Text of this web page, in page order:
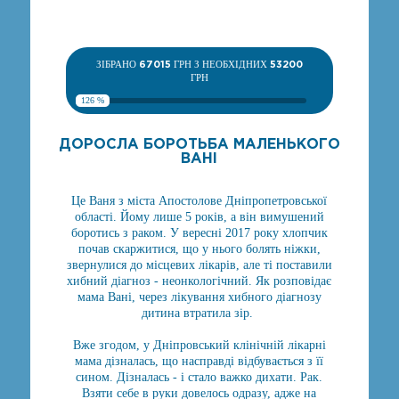
ЗІБРАНО 67015 ГРН З НЕОБХІДНИХ 53200
ГРН
126 %
ДОРОСЛА БОРОТЬБА МАЛЕНЬКОГО
ВАНІ
Це Ваня з міста Апостолове Дніпропетровської
області. Йому лише 5 років, а він вимушений
боротись з раком. У вересні 2017 року хлопчик
почав скаржитися, що у нього болять ніжки,
звернулися до місцевих лікарів, але ті поставили
хибний діагноз - неонкологічний. Як розповідає
мама Вані, через лікування хибного діагнозу
дитина втратила зір.
Вже згодом, у Дніпровський клінічній лікарні
мама дізналась, що насправді відбувається з її
сином. Дізналась - і стало важко дихати. Рак.
Взяти себе в руки довелось одразу, адже на